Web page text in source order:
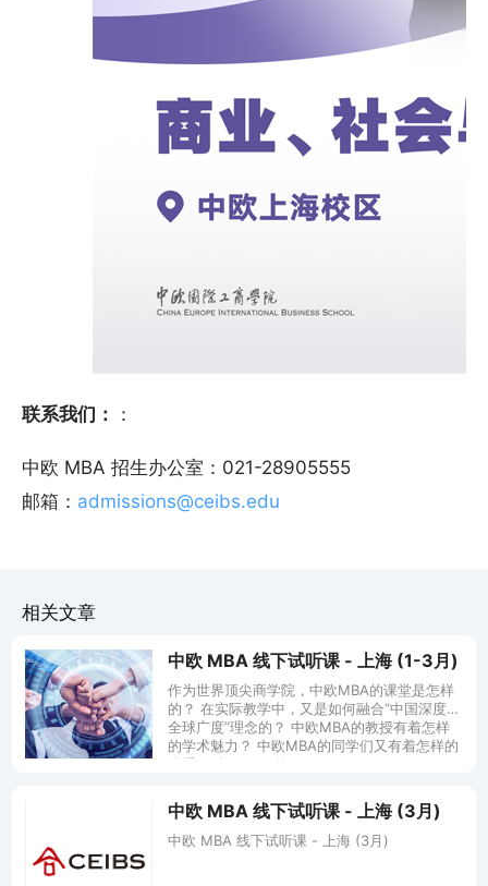
联系我们： ：
中欧 MBA 招生办公室：021-28905555
邮箱： admissions@ceibs.edu
相关文章
中欧 MBA 线下试听课 - 上海 (1-3月)
作为世界顶尖商学院，中欧MBA的课堂是怎样
的？ 在实际教学中，又是如何融合“中国深度、
全球广度”理念的？ 中欧MBA的教授有着怎样
的学术魅力？ 中欧MBA的同学们又有着怎样的
优秀？ 中欧MBA将
中欧 MBA 线下试听课 - 上海 (3月)
中欧 MBA 线下试听课 - 上海 (3月)